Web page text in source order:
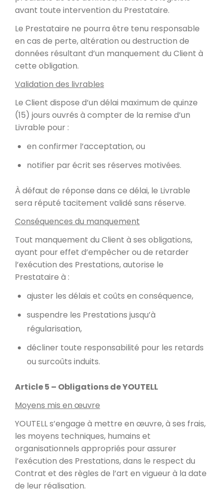
avant toute intervention du Prestataire.
Le Prestataire ne pourra être tenu responsable
en cas de perte, altération ou destruction de
données résultant d’un manquement du Client à
cette obligation.
Validation des livrables
Le Client dispose d’un délai maximum de quinze
(15) jours ouvrés à compter de la remise d’un
Livrable pour :
en confirmer l’acceptation, ou
notifier par écrit ses réserves motivées.
À défaut de réponse dans ce délai, le Livrable
sera réputé tacitement validé sans réserve.
Conséquences du manquement
Tout manquement du Client à ses obligations,
ayant pour effet d’empêcher ou de retarder
l’exécution des Prestations, autorise le
Prestataire à :
ajuster les délais et coûts en conséquence,
suspendre les Prestations jusqu’à
régularisation,
décliner toute responsabilité pour les retards
ou surcoûts induits.
Article 5 – Obligations de YOUTELL
Moyens mis en œuvre
YOUTELL s’engage à mettre en œuvre, à ses frais,
les moyens techniques, humains et
organisationnels appropriés pour assurer
l’exécution des Prestations, dans le respect du
Contrat et des règles de l’art en vigueur à la date
de leur réalisation.